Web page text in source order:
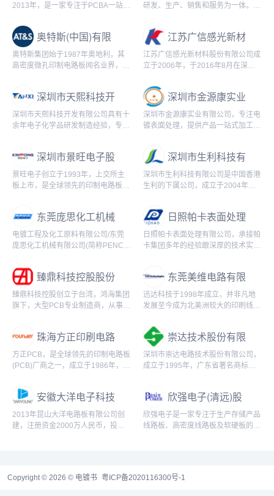
2013年，是一家专注于PCBA一站式
着互联网新思维，致力于打造行业
“智能制造”标杆...
研发、生产、销售和服务为一体。公
试剂与产线专用化学品、新能源材料
和退役动力电池梯...
奥特斯(中国)有限
公司
奥特斯集团始于1987年奥地利，其
高密度微孔印制电路板闻名业界，印
(中国)有限...
江苏广信感光新材
料股份有限公司
江苏广信感光新材料股份有限公司成
立于2006年，于2016年8月在深交
光刻胶、涂料等光固化领域电子化学
品的研发、...
深圳市天熙科技开
发有限公司
深圳市天熙科技开发有限公司具有十
余年电子化学品研发制造经验，专业
产、销售,拥有优...
深圳市金源康实业
有限公司
深圳市金源康实业有限公司，专注电
镀表面处理，提供产品一站式加工服
800多人的员工队伍，其中高级技术
工程师50多...
深圳市景旺电子股
份有限公司
景旺电子创立于1993年，上交所主
板上市，是全球领先的印制电路板及
全球排名第10...
深圳市生利科技有
限公司
深圳市生利科技有限公司是中国香港
生利的下属公司，成立于2004年，
基本经营理念，一直致力于和创新提
供全套表面处理...
东莞庞思化工机械
有限公司
电镀工程及化工原料有限公司/东莞
庞思化工机械有限公司(简称PENC)
制造行业。
日照帕卡表面处理
有限公司
日照帕卡表面处理有限公司，承接帕
卡集团多年的经验跟深厚的技术实
务。
臻鼎科技控股股份
有限公司
臻鼎科技控股创立于台湾，鸿海集团
旗下，大型PCB专业制造商，从事印
东莞美维电路有限
公司
迅达科技于1998年成立，并非凡地
发展至今成为北美洲较大的印刷线路
在2010年4月9日，迅达科技收购了
美维控股的...
珠海方正印刷电路
板发展有限公司
方正PCB，是全球领先的印制电路板
(PCB)厂商之一，成立于1986年，现
团旗下企业。
崇达技术股份有限
公司
深圳市崇达电路技术股份有限公司，
成立于1995年，广东省著名商标，
安徽大洋电子科技
有限公司
2013年昆山大洋电路板有限公司创
建，注册资金2000万人民币，投资
欣强电子(清远)股
份有限公司
欣强电子是一家专注于生产存储产品
线路板、高密度线路板及软硬板的大
Copyright © 2026 © 电镀书 粤ICP备2020116300号-1